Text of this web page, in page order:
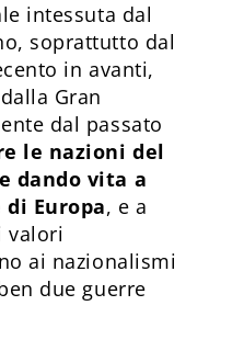
intessuta dal
soprattutto dal
in avanti,
Gran
dal passato
le nazioni del
dando vita a
Europa, e a
valori
ai nazionalismi
due guerre